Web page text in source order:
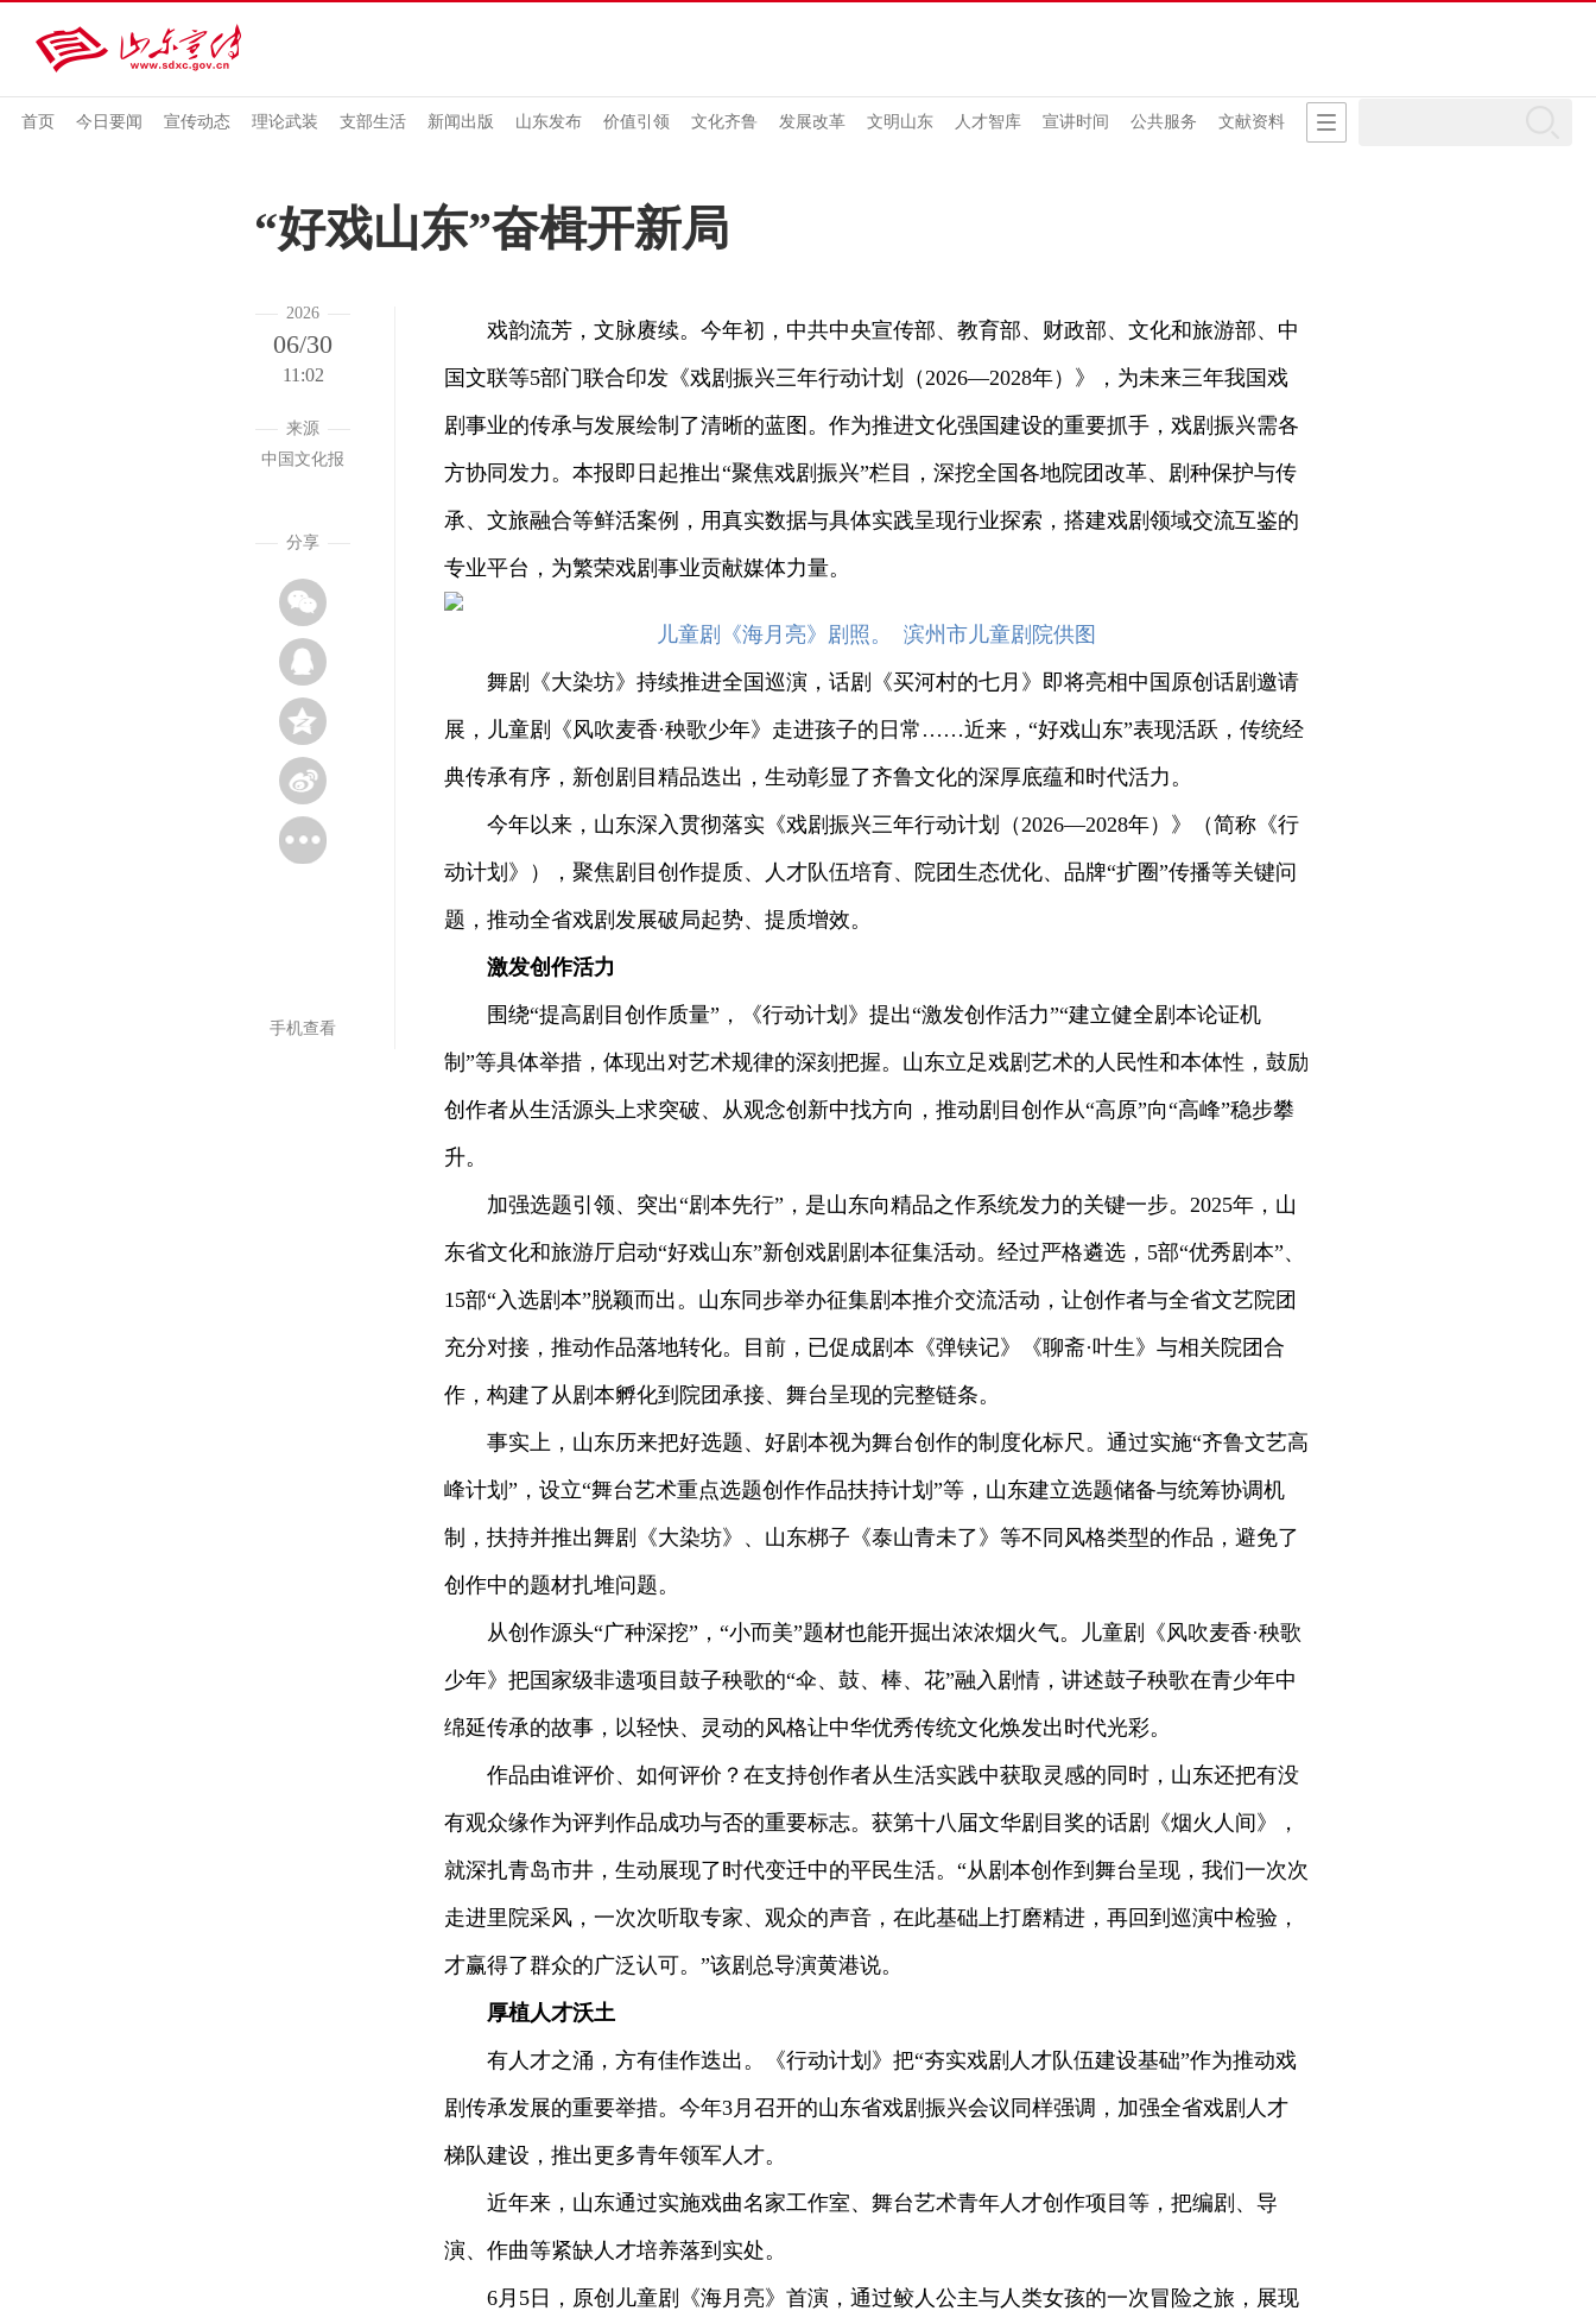
首页 今日要闻 宣传动态 理论武装 支部生活 新闻出版 山东发布 价值引领 文化齐鲁 发展改革 文明山东 人才智库 宣讲时间 公共服务 文献资料
“好戏山东”奋楫开新局
2026
06/30
11:02
来源
中国文化报
分享
手机查看
戏韵流芳，文脉赓续。今年初，中共中央宣传部、教育部、财政部、文化和旅游部、中
国文联等5部门联合印发《戏剧振兴三年行动计划（2026—2028年）》，为未来三年我国戏
剧事业的传承与发展绘制了清晰的蓝图。作为推进文化强国建设的重要抓手，戏剧振兴需各
方协同发力。本报即日起推出“聚焦戏剧振兴”栏目，深挖全国各地院团改革、剧种保护与传
承、文旅融合等鲜活案例，用真实数据与具体实践呈现行业探索，搭建戏剧领域交流互鉴的
专业平台，为繁荣戏剧事业贡献媒体力量。
儿童剧《海月亮》剧照。 滨州市儿童剧院供图
舞剧《大染坊》持续推进全国巡演，话剧《买河村的七月》即将亮相中国原创话剧邀请
展，儿童剧《风吹麦香·秧歌少年》走进孩子的日常……近来，“好戏山东”表现活跃，传统经
典传承有序，新创剧目精品迭出，生动彰显了齐鲁文化的深厚底蕴和时代活力。
今年以来，山东深入贯彻落实《戏剧振兴三年行动计划（2026—2028年）》（简称《行
动计划》），聚焦剧目创作提质、人才队伍培育、院团生态优化、品牌“扩圈”传播等关键问
题，推动全省戏剧发展破局起势、提质增效。
激发创作活力
围绕“提高剧目创作质量”，《行动计划》提出“激发创作活力”“建立健全剧本论证机
制”等具体举措，体现出对艺术规律的深刻把握。山东立足戏剧艺术的人民性和本体性，鼓励
创作者从生活源头上求突破、从观念创新中找方向，推动剧目创作从“高原”向“高峰”稳步攀
升。
加强选题引领、突出“剧本先行”，是山东向精品之作系统发力的关键一步。2025年，山
东省文化和旅游厅启动“好戏山东”新创戏剧剧本征集活动。经过严格遴选，5部“优秀剧本”、
15部“入选剧本”脱颖而出。山东同步举办征集剧本推介交流活动，让创作者与全省文艺院团
充分对接，推动作品落地转化。目前，已促成剧本《弹铗记》《聊斋·叶生》与相关院团合
作，构建了从剧本孵化到院团承接、舞台呈现的完整链条。
事实上，山东历来把好选题、好剧本视为舞台创作的制度化标尺。通过实施“齐鲁文艺高
峰计划”，设立“舞台艺术重点选题创作作品扶持计划”等，山东建立选题储备与统筹协调机
制，扶持并推出舞剧《大染坊》、山东梆子《泰山青未了》等不同风格类型的作品，避免了
创作中的题材扎堆问题。
从创作源头“广种深挖”，“小而美”题材也能开掘出浓浓烟火气。儿童剧《风吹麦香·秧歌
少年》把国家级非遗项目鼓子秧歌的“伞、鼓、棒、花”融入剧情，讲述鼓子秧歌在青少年中
绵延传承的故事，以轻快、灵动的风格让中华优秀传统文化焕发出时代光彩。
作品由谁评价、如何评价？在支持创作者从生活实践中获取灵感的同时，山东还把有没
有观众缘作为评判作品成功与否的重要标志。获第十八届文华剧目奖的话剧《烟火人间》，
就深扎青岛市井，生动展现了时代变迁中的平民生活。“从剧本创作到舞台呈现，我们一次次
走进里院采风，一次次听取专家、观众的声音，在此基础上打磨精进，再回到巡演中检验，
才赢得了群众的广泛认可。”该剧总导演黄港说。
厚植人才沃土
有人才之涌，方有佳作迭出。《行动计划》把“夯实戏剧人才队伍建设基础”作为推动戏
剧传承发展的重要举措。今年3月召开的山东省戏剧振兴会议同样强调，加强全省戏剧人才
梯队建设，推出更多青年领军人才。
近年来，山东通过实施戏曲名家工作室、舞台艺术青年人才创作项目等，把编剧、导
演、作曲等紧缺人才培养落到实处。
6月5日，原创儿童剧《海月亮》首演，通过鲛人公主与人类女孩的一次冒险之旅，展现